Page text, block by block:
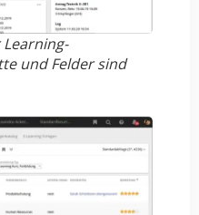
und Felder sind